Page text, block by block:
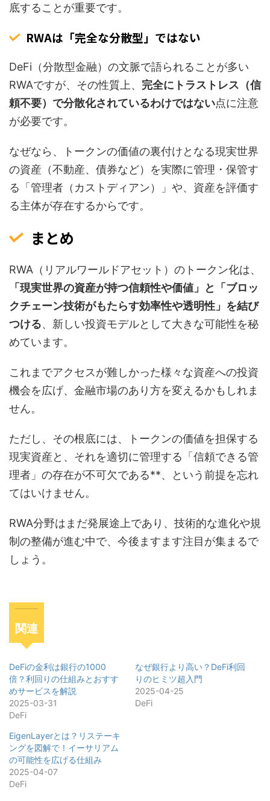
底することが重要です。
RWAは「完全な分散型」ではない
DeFi（分散型金融）の文脈で語られることが多い
RWAですが、その性質上、 完全にトラストレス（信
頼不要）で分散化されているわけではない点に注意
が必要です。
なぜなら、トークンの価値の裏付けとなる現実世界
の資産（不動産、債券など）を実際に管理・保管す
る「管理者（カストディアン）」や、資産を評価す
る主体が存在するからです。
まとめ
RWA（リアルワールドアセット）のトークン化は、
「現実世界の資産が持つ信頼性や価値」と「ブロッ
クチェーン技術がもたらす効率性や透明性」を結び
つける、新しい投資モデルとして大きな可能性を秘
めています。
これまでアクセスが難しかった様々な資産への投資
機会を広げ、金融市場のあり方を変えるかもしれま
せん。
ただし、その根底には、トークンの価値を担保する
現実資産と、それを適切に管理する「信頼できる管
理者」の存在が不可欠である**、という前提を忘れ
てはいけません。
RWA分野はまだ発展途上であり、技術的な進化や規
制の整備が進む中で、今後ますます注目が集まるで
しょう。
関連
DeFiの金利は銀行の1000
倍？利回りの仕組みとおすす
めサービスを解説
2025-03-31
DeFi
なぜ銀行より高い？DeFi利回
りのヒミツ超入門
2025-04-25
DeFi
EigenLayerとは？リステーキ
ングを図解で！イーサリアム
の可能性を広げる仕組み
2025-04-07
DeFi